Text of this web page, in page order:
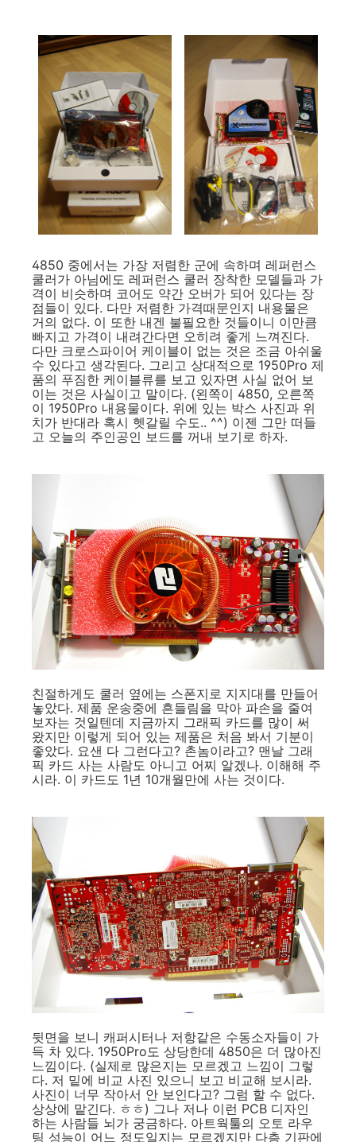
4850 중에서는 가장 저렴한 군에 속하며 레퍼런스
쿨러가 아님에도 레퍼런스 쿨러 장착한 모델들과 가
격이 비슷하며 코어도 약간 오버가 되어 있다는 장
점들이 있다. 다만 저렴한 가격때문인지 내용물은
거의 없다. 이 또한 내겐 불필요한 것들이니 이만큼
빠지고 가격이 내려간다면 오히려 좋게 느껴진다.
다만 크로스파이어 케이블이 없는 것은 조금 아쉬울
수 있다고 생각된다. 그리고 상대적으로 1950Pro 제
품의 푸짐한 케이블류를 보고 있자면 사실 없어 보
이는 것은 사실이고 말이다. (왼쪽이 4850, 오른쪽
이 1950Pro 내용물이다. 위에 있는 박스 사진과 위
치가 반대라 혹시 헷갈릴 수도.. ^^) 이젠 그만 떠들
고 오늘의 주인공인 보드를 꺼내 보기로 하자.
친절하게도 쿨러 옆에는 스폰지로 지지대를 만들어
놓았다. 제품 운송중에 흔들림을 막아 파손을 줄여
보자는 것일텐데 지금까지 그래픽 카드를 많이 써
왔지만 이렇게 되어 있는 제품은 처음 봐서 기분이
좋았다. 요샌 다 그런다고? 촌놈이라고? 맨날 그래
픽 카드 사는 사람도 아니고 어찌 알겠나. 이해해 주
시라. 이 카드도 1년 10개월만에 사는 것이다.
뒷면을 보니 캐퍼시터나 저항같은 수동소자들이 가
득 차 있다. 1950Pro도 상당한데 4850은 더 많아진
느낌이다. (실제로 많은지는 모르겠고 느낌이 그렇
다. 저 밑에 비교 사진 있으니 보고 비교해 보시라.
사진이 너무 작아서 안 보인다고? 그럼 할 수 없다.
상상에 맡긴다. ㅎㅎ) 그나 저나 이런 PCB 디자인
하는 사람들 뇌가 궁금하다. 아트웍툴의 오토 라우
팅 성능이 어느 정도일지는 모르겠지만 다층 기판에